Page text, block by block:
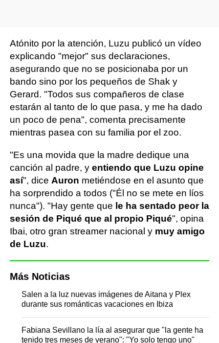
Atónito por la atención, Luzu publicó un vídeo
explicando "mejor" sus declaraciones,
asegurando que no se posicionaba por un
bando sino por los pequeños de Shak y
Gerard. "Todos sus compañeros de clase
estarán al tanto de lo que pasa, y me ha dado
un poco de pena", comenta precisamente
mientras pasea con su familia por el zoo.
"Es una movida que la madre dedique una
canción al padre, y entiendo que Luzu opine
así", dice Auron metiéndose en el asunto que
ha sorprendido a todos ("Él no se mete en líos
nunca"). "Hay gente que le ha sentado peor la
sesión de Piqué que al propio Piqué", opina
Ibai, otro gran streamer nacional y muy amigo
de Luzu.
Más Noticias
Salen a la luz nuevas imágenes de Aitana y Plex
durante sus románticas vacaciones en Ibiza
Fabiana Sevillano la lía al asegurar que "la gente ha
tenido tres meses de verano": "Yo solo tengo uno"